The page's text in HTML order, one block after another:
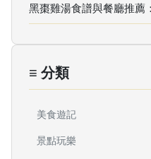
黑棗雞湯食譜與餐廳推薦
≡ 分類
美食遊記
景點玩樂